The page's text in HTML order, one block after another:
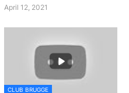
April 12, 2021
CLUB BRUGGE